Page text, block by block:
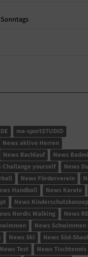
me-sportSTUDIO
News aktive Herren
News Bachlauf
News
Challange yourself
News
News Förderverein
Handball News Karate
News
Nordic Walking
News
News Schwimmen
News Ski
News Süd-
News Test
News Tischtennis